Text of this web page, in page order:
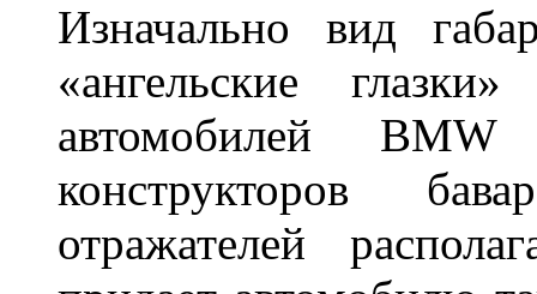
Изначально вид
«ангельские
автомобилей
конструкторов
отражателей